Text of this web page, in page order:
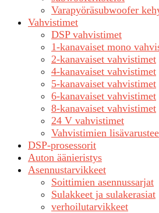
Varapyöräsubwoofer
Vahvistimet
DSP vahvistimet
1-kanavaiset mono
2-kanavaiset vahvistimet
4-kanavaiset vahvistimet
5-kanavaiset vahvistimet
6-kanavaiset vahvistimet
8-kanavaiset vahvistimet
24 V vahvistimet
Vahvistimien
DSP-prosessorit
Auton äänieristys
Asennustarvikkeet
Soittimien asennussarjat
Sulakkeet ja sulakerasiat
verhoilutarvikkeet